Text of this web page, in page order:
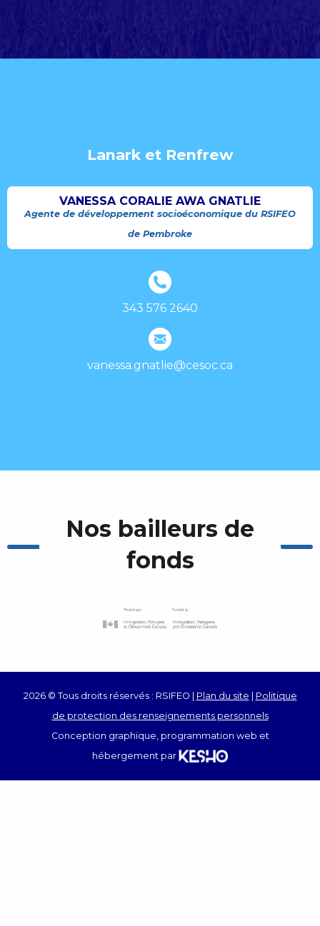
Lanark et Renfrew
VANESSA CORALIE AWA GNATLIE
Agente de développement socioéconomique du RSIFEO
de Pembroke
343 576 2640
vanessa.gnatlie@cesoc.ca
Nos bailleurs de
fonds
2026 © Tous droits réservés : RSIFEO | Plan du site | Politique
de protection des renseignements personnels
Conception graphique, programmation web et
hébergement par